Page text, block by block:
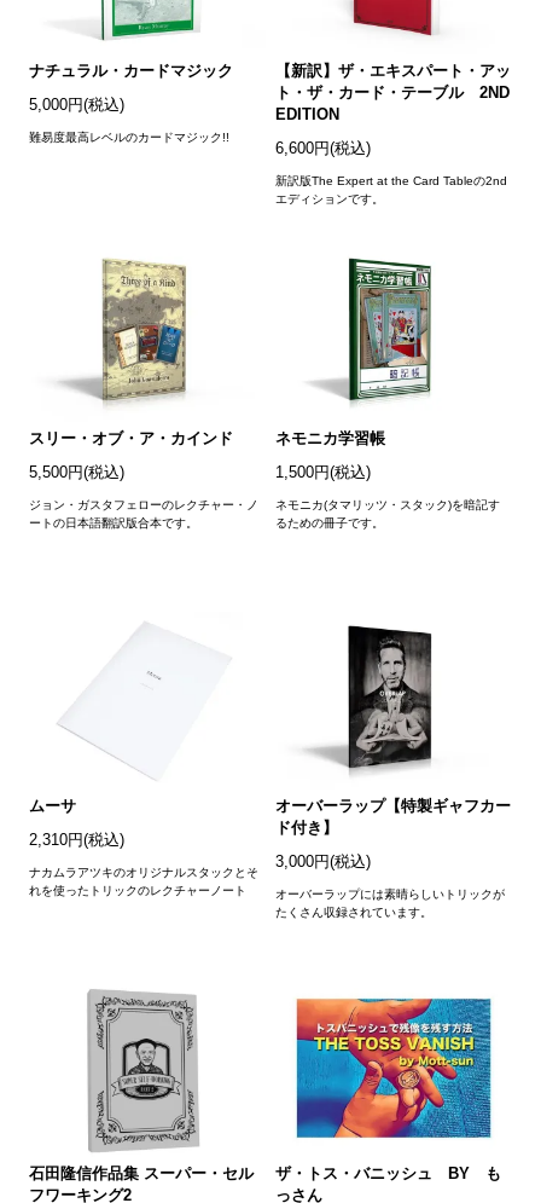
ナチュラル・カードマジック
5,000円(税込)
難易度最高レベルのカードマジック!!
【新訳】ザ・エキスパート・アッ
ト・ザ・カード・テーブル 2ND
EDITION
6,600円(税込)
新訳版The Expert at the Card Tableの2nd
エディションです。
スリー・オブ・ア・カインド
5,500円(税込)
ジョン・ガスタフェローのレクチャー・ノ
ートの日本語翻訳版合本です。
ネモニカ学習帳
1,500円(税込)
ネモニカ(タマリッツ・スタック)を暗記す
るための冊子です。
ムーサ
2,310円(税込)
ナカムラアツキのオリジナルスタックとそ
れを使ったトリックのレクチャーノート
オーバーラップ【特製ギャフカー
ド付き】
3,000円(税込)
オーバーラップには素晴らしいトリックが
たくさん収録されています。
石田隆信作品集 スーパー・セル
フワーキング2
ザ・トス・バニッシュ BY も
っさん